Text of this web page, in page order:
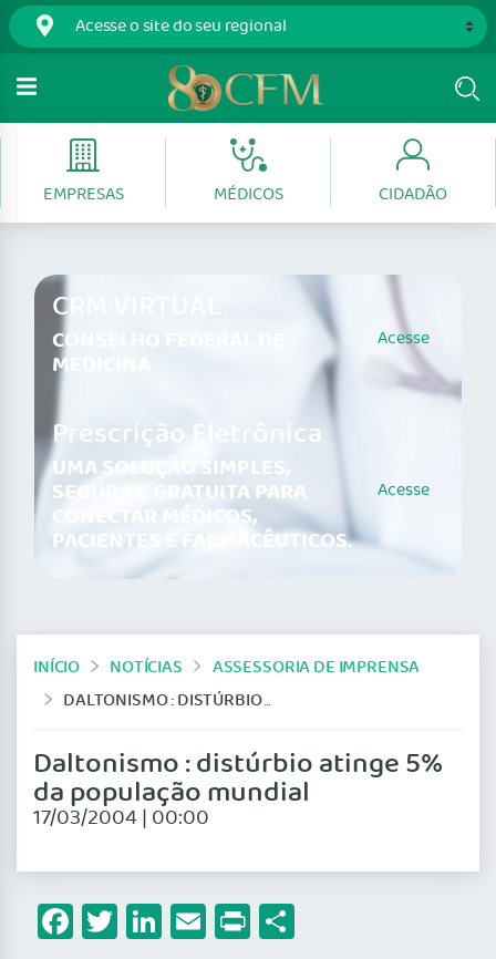
EMPRESAS MÉDICOS CIDADÃO
CRM VIRTUAL
CONSELHO FEDERAL DE
MEDICINA
Acesse
Prescrição Eletrônica
UMA SOLUÇÃO SIMPLES,
SEGURA E GRATUITA PARA
CONECTAR MÉDICOS,
PACIENTES E FARMACÊUTICOS.
Acesse
INÍCIO NOTÍCIAS
ASSESSORIA DE IMPRENSA
DALTONISMO : DISTÚRBIO ATINGE 5% DA POPULAÇÃO MUNDIAL
Daltonismo : distúrbio atinge 5%
da população mundial
17/03/2004 | 00:00
Facebook
Twitter
LinkedIn
Email
Print